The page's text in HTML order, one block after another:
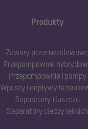
Produkty
Zawory przeciwzalewowe
Przepompownie
Przepompownie i pompy
Wpusty i odpływy
Separatory tłuszczu
Separatory cieczy lekkich